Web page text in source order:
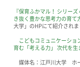
『保育ふかマル！ シリー
き抜く豊かな思考力の育て
大学」のHPにて紹介されま
こどもコミュニケーシ
育む「考える力」 次代を
媒体名：江戸川大学 ホ